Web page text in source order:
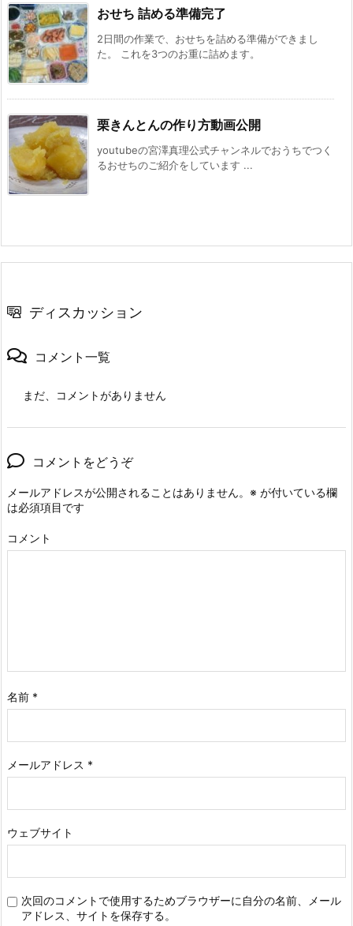
おせち 詰める準備完了
2日間の作業で、おせちを詰める準備ができまし
た。 これを3つのお重に詰めます。
栗きんとんの作り方動画公開
youtubeの宮澤真理公式チャンネルでおうちでつく
るおせちのご紹介をしています ...
ディスカッション
コメント一覧
まだ、コメントがありません
コメントをどうぞ
メールアドレスが公開されることはありません。 ※ が付いている欄
は必須項目です
コメント
名前 *
メールアドレス *
ウェブサイト
次回のコメントで使用するためブラウザーに自分の名前、メール
アドレス、サイトを保存する。